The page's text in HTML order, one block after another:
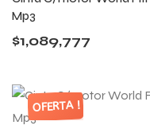
Mp3
$1,089,777
OFERTA !